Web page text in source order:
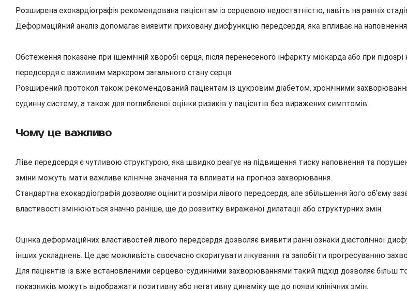
Розширена ехокардіографія рекомендована пацієнтам із серцевою недостатністю, навіть на ранніх
Деформаційний аналіз допомагає виявити приховану дисфункцію передсердя, яка впливає на
Обстеження показане при ішемічній хворобі серця, після перенесеного інфаркту міокарда або при
передсердя є важливим маркером загального стану серця.
Розширений протокол також рекомендований пацієнтам із цукровим діабетом, хронічними
судинну систему, а також для поглибленої оцінки ризиків у пацієнтів без виражених симптомів.
Чому це важливо
Ліве передсердя є чутливою структурою, яка швидко реагує на підвищення тиску наповнення та
зміни можуть мати важливе клінічне значення та впливати на прогноз захворювання.
Стандартна ехокардіографія дозволяє оцінити розміри лівого передсердя, але збільшення його обʼєму
властивості змінюються значно раніше, ще до розвитку вираженої дилатації або структурних змін.
Оцінка деформаційних властивостей лівого передсердя дозволяє виявити ранні ознаки діастолічної
інших ускладнень. Це дає можливість своєчасно скоригувати лікування та запобігти прогресуванню
Для пацієнтів із вже встановленими серцево-судинними захворюваннями такий підхід дозволяє більш
показників можуть відображати позитивну або негативну динаміку ще до появи клінічних змін.